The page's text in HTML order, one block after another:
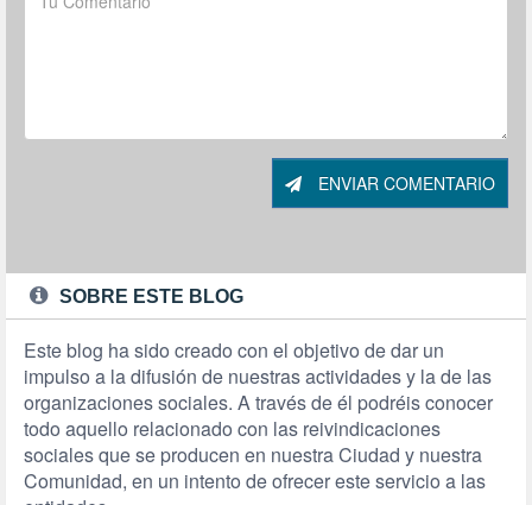
ENVIAR COMENTARIO
SOBRE ESTE BLOG
Este blog ha sido creado con el objetivo de dar un
impulso a la difusión de nuestras actividades y la de las
organizaciones sociales. A través de él podréis conocer
todo aquello relacionado con las reivindicaciones
sociales que se producen en nuestra Ciudad y nuestra
Comunidad, en un intento de ofrecer este servicio a las